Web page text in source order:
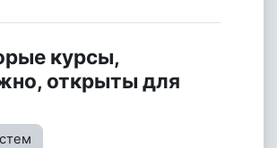
курсы,
открыты для